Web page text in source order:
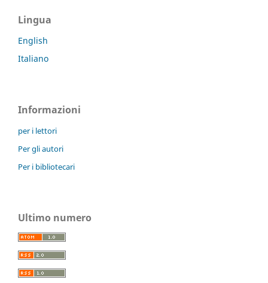
Lingua
English
Italiano
Informazioni
per i lettori
Per gli autori
Per i bibliotecari
Ultimo numero